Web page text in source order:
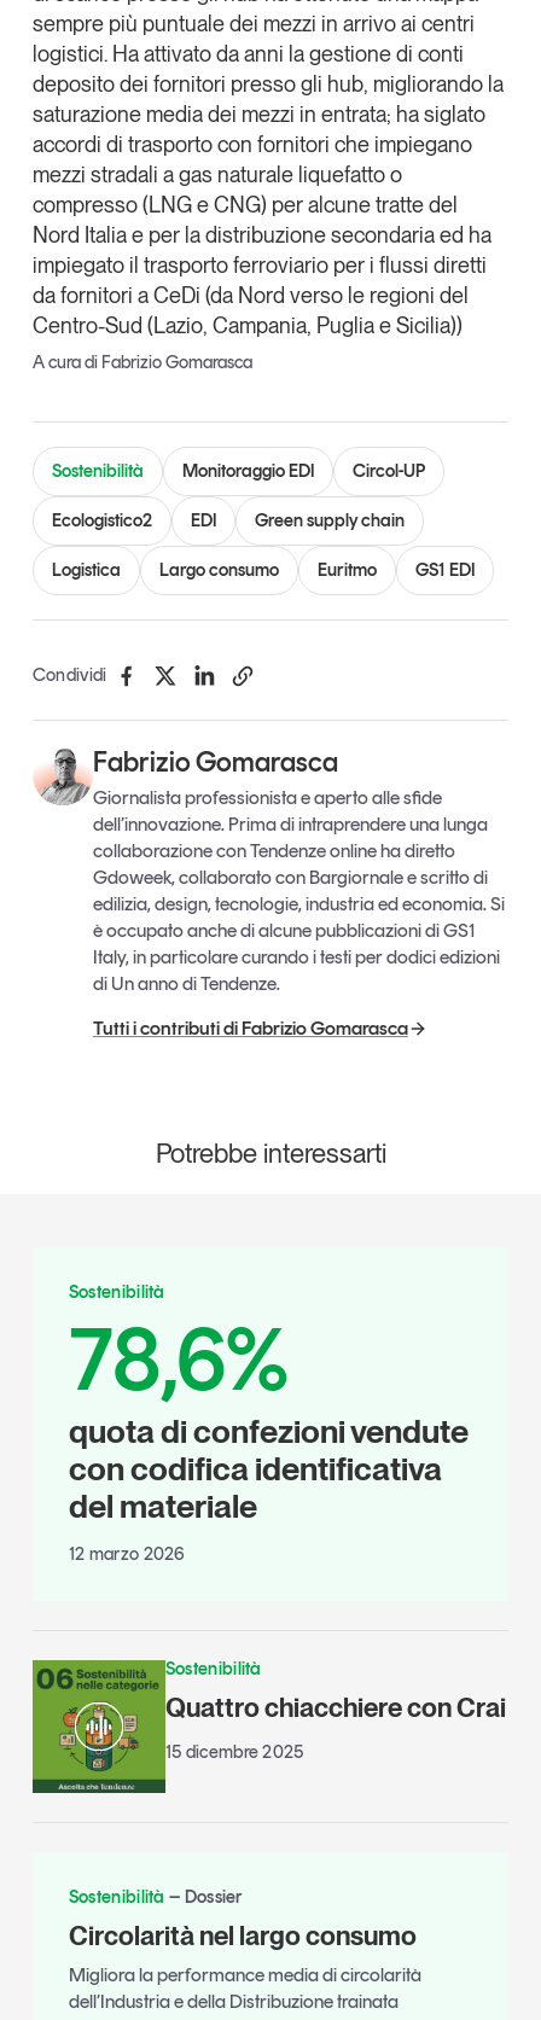
sempre più puntuale dei mezzi in arrivo ai centri
logistici. Ha attivato da anni la gestione di conti
deposito dei fornitori presso gli hub, migliorando la
saturazione media dei mezzi in entrata; ha siglato
accordi di trasporto con fornitori che impiegano
mezzi stradali a gas naturale liquefatto o
compresso (LNG e CNG) per alcune tratte del
Nord Italia e per la distribuzione secondaria ed ha
impiegato il trasporto ferroviario per i flussi diretti
da fornitori a CeDi (da Nord verso le regioni del
Centro-Sud (Lazio, Campania, Puglia e Sicilia))
A cura di Fabrizio Gomarasca
Sostenibilità Monitoraggio EDI Circol-UP
Ecologistico2 EDI Green supply chain
Logistica Largo consumo Euritmo GS1 EDI
Condividi
Fabrizio Gomarasca
Giornalista professionista e aperto alle sfide
dell’innovazione. Prima di intraprendere una lunga
collaborazione con Tendenze online ha diretto
Gdoweek, collaborato con Bargiornale e scritto di
edilizia, design, tecnologie, industria ed economia. Si
è occupato anche di alcune pubblicazioni di GS1
Italy, in particolare curando i testi per dodici edizioni
di Un anno di Tendenze.
Tutti i contributi di Fabrizio Gomarasca
Potrebbe interessarti
Sostenibilità
78,6%
quota di confezioni vendute
con codifica identificativa
del materiale
12 marzo 2026
Sostenibilità
Quattro chiacchiere con Crai
15 dicembre 2025
Sostenibilità Dossier
Circolarità nel largo consumo
Migliora la performance media di circolarità
dell’Industria e della Distribuzione trainata